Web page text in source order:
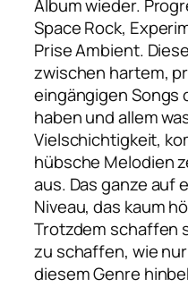
Album wieder.
Space Rock,
Prise Ambient.
zwischen hartem,
eingängigen Songs
haben und allem
Vielschichtigkeit,
hübsche Melodien
aus. Das ganze auf
Niveau, das kaum
Trotzdem schaffen
zu schaffen, wie
diesem Genre